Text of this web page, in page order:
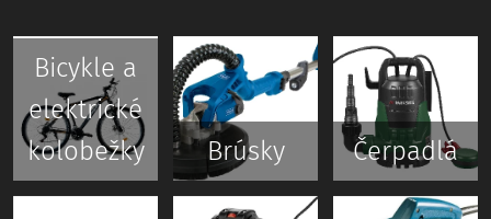
Bicykle a
elektrické
kolobežky
Brúsky Čerpadlá